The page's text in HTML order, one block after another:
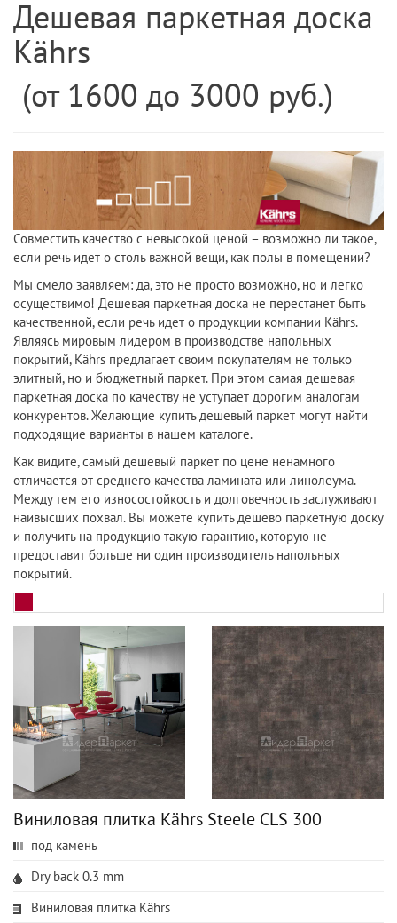
Дешевая паркетная доска
Kährs
(от 1600 до 3000 руб.)
Совместить качество с невысокой ценой – возможно ли такое,
если речь идет о столь важной вещи, как полы в помещении?
Мы смело заявляем: да, это не просто возможно, но и легко
осуществимо! Дешевая паркетная доска не перестанет быть
качественной, если речь идет о продукции компании Kährs.
Являясь мировым лидером в производстве напольных
покрытий, Kährs предлагает своим покупателям не только
элитный, но и бюджетный паркет. При этом самая дешевая
паркетная доска по качеству не уступает дорогим аналогам
конкурентов. Желающие купить дешевый паркет могут найти
подходящие варианты в нашем каталоге.
Как видите, самый дешевый паркет по цене ненамного
отличается от среднего качества ламината или линолеума.
Между тем его износостойкость и долговечность заслуживают
наивысших похвал. Вы можете купить дешево паркетную доску
и получить на продукцию такую гарантию, которую не
предоставит больше ни один производитель напольных
покрытий.
Виниловая плитка Kährs Steele CLS 300
под камень
Dry back 0.3 mm
Виниловая плитка Kährs